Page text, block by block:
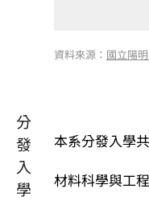
資料來源： 國立陽
分
發
入
學
本系分發入學
材料科學與工